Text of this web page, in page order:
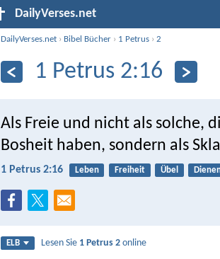
DailyVerses.net
DailyVerses.net › Bibel Bücher › 1 Petrus ›2
1 Petrus 2:16
Als Freie und nicht als solche,
Bosheit haben, sondern als
1 Petrus 2:16 Leben Freiheit Übel
ELB Lesen Sie 1 Petrus 2 online